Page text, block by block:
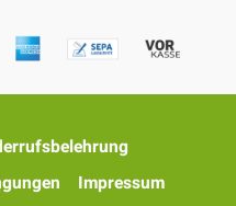
Impressum